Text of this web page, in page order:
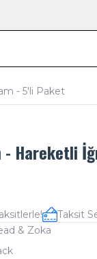
- 5'li Paket
- Hareketli
Taksit
& Zoka